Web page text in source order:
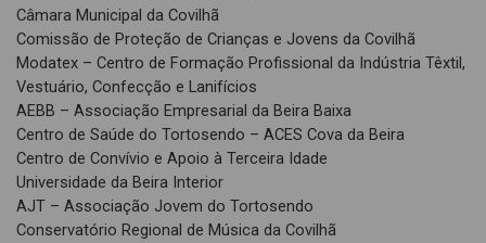
Câmara Municipal da Covilhã
Comissão de Proteção de Crianças e Jovens da Covilhã
Modatex – Centro de Formação Profissional da Indústria Têxtil,
Vestuário, Confecção e Lanifícios
AEBB – Associação Empresarial da Beira Baixa
Centro de Saúde do Tortosendo – ACES Cova da Beira
Centro de Convívio e Apoio à Terceira Idade
Universidade da Beira Interior
AJT – Associação Jovem do Tortosendo
Conservatório Regional de Música da Covilhã